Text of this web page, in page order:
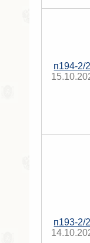
п194-2/
п193-2/